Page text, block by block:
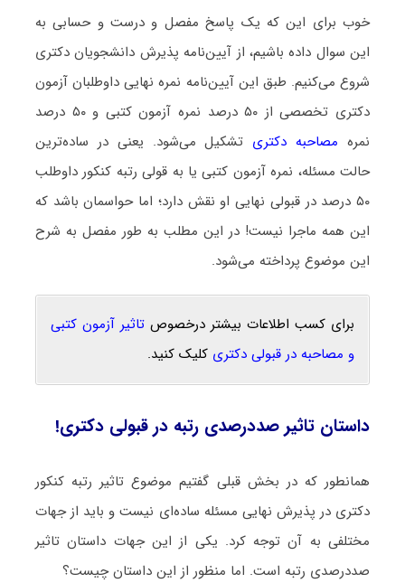
خوب برای این که یک پاسخ مفصل و درست و حسابی به
این سوال داده باشیم، از آیین‌نامه پذیرش دانشجویان دکتری
شروع می‌کنیم. طبق این آیین‌نامه نمره نهایی داوطلبان آزمون
دکتری تخصصی از ۵۰ درصد نمره آزمون کتبی و ۵۰ درصد
نمره مصاحبه دکتری تشکیل می‌شود. یعنی در ساده‌ترین
حالت مسئله، نمره آزمون کتبی یا به قولی رتبه کنکور داوطلب
۵۰ درصد در قبولی نهایی او نقش دارد؛ اما حواسمان باشد که
این همه ماجرا نیست! در این مطلب به طور مفصل به شرح
این موضوع پرداخته می‌شود.
برای کسب اطلاعات بیشتر درخصوص تاثیر آزمون کتبی
و مصاحبه در قبولی دکتری کلیک کنید.
داستان تاثیر صددرصدی رتبه در قبولی دکتری!
همانطور که در بخش قبلی گفتیم موضوع تاثیر رتبه کنکور
دکتری در پذیرش نهایی مسئله ساده‌ای نیست و باید از جهات
مختلفی به آن توجه کرد. یکی از این جهات داستان تاثیر
صددرصدی رتبه است. اما منظور از این داستان چیست؟